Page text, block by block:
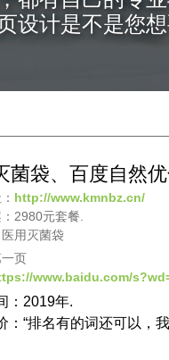
设计是不是您
菌袋、百度自然
http://www.kmnbz.cn/
2980元套餐.
用灭菌袋
页
www.baidu.com/
：2019年.
：“排名有的词还可以，